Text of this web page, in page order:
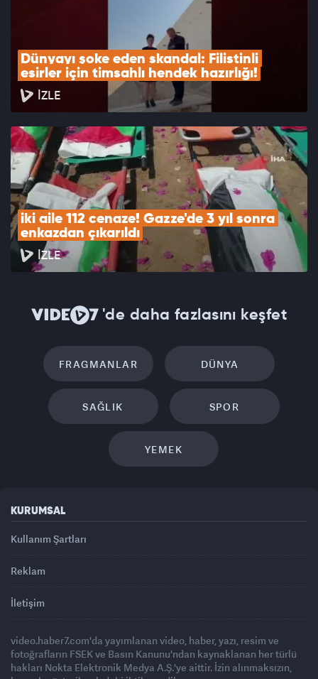
Dünyayı şoke eden skandal: Filistinli
esirler için timsahlı hendek hazırlığı!
İZLE
iki aile 112 cenaze! Gazze'de 3 yıl sonra
enkazdan çıkarıldı
İZLE
'de daha fazlasını keşfet
FRAGMANLAR DÜNYA
SAĞLIK SPOR
YEMEK
KURUMSAL
Kullanım Şartları
Reklam
İletişim
video.haber7.com'da yayımlanan video, haber, yazı, resim ve
fotoğrafların FSEK ve Basın Kanunu'ndan kaynaklanan her türlü
hakları Nokta Elektronik Medya A.Ş.'ye aittir. İzin alınmaksızın,